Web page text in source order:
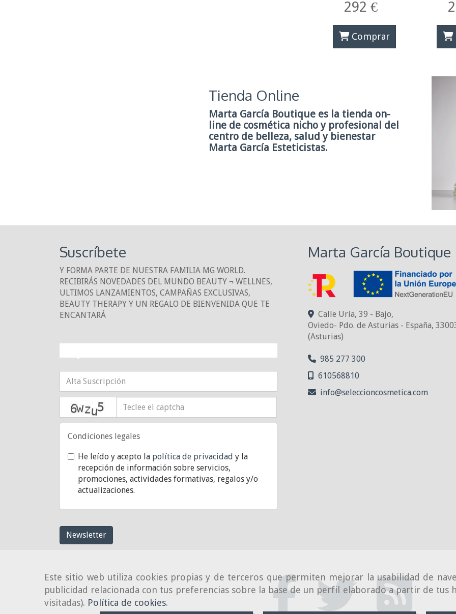
Este sitio web utiliza cookies propias y de terceros que permiten mejorar la usabilidad de
publicidad relacionada con tus preferencias sobre la base de un perfil elaborado a partir de tus
visitadas). Política de cookies.
292 €
Comprar
Tienda Online
Marta García Boutiquees la tienda on-
line de cosmética nicho y profesional del
centro de belleza, salud y bienestar
Marta García Esteticistas.
Suscríbete
Y FORMA PARTE DE NUESTRA FAMILIA MG WORLD.
RECIBIRÁS NOVEDADES DEL MUNDO BEAUTY ¬ WELLNES,
ULTIMOS LANZAMIENTOS, CAMPAÑAS EXCLUSIVAS,
BEAUTY THERAPY Y UN REGALO DE BIENVENIDA QUE TE
ENCANTARÁ
captcha
Condiciones legales
He leído y acepto la política de privacidad y la
recepción de información sobre servicios,
promociones, actividades formativas, regalos y/o
actualizaciones.
Newsletter
Marta García Boutique
Calle Uría, 39 - Bajo,
Oviedo- Pdo. de Asturias - España,
(Asturias)
985 277 300
610568810
info
seleccioncosmetica.com